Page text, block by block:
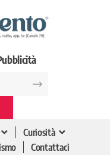
Curiosità
Contattaci